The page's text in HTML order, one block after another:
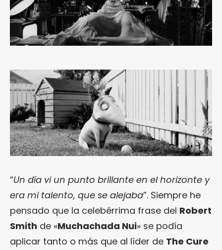
“Un día vi un punto brillante en el horizonte y
era mi talento, que se alejaba”. Siempre he
pensado que la celebérrima frase del Robert
Smith de «Muchachada Nui» se podía
aplicar tanto o más que al líder de The Cure